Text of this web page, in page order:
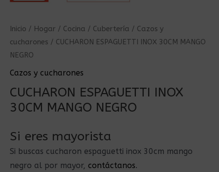
Inicio / Hogar / Cocina / Cubertería / Cazos y
cucharones / CUCHARON ESPAGUETTI INOX 30CM MANGO
NEGRO
Cazos y cucharones
CUCHARON ESPAGUETTI INOX
30CM MANGO NEGRO
Si eres mayorista
Si buscas cucharon espaguetti inox 30cm mango
negro al por mayor, contáctanos.